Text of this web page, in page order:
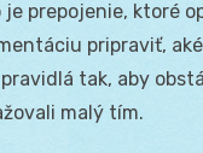
je prepojenie, ktoré
pripraviť,
tak, aby
malý tím.